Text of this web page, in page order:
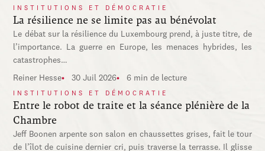
INSTITUTIONS ET DÉMOCRATIE
La résilience ne se limite pas au bénévolat
Le débat sur la résilience du Luxembourg prend, à juste titre, de
l’importance. La guerre en Europe, les menaces hybrides, les
catastrophes…
Reiner Hesse 30 Juil 2026 6 min de lecture
INSTITUTIONS ET DÉMOCRATIE
Entre le robot de traite et la séance plénière de la
Chambre
Jeff Boonen arpente son salon en chaussettes grises, fait le tour
de l’îlot de cuisine dernier cri, puis traverse la terrasse. Il glisse